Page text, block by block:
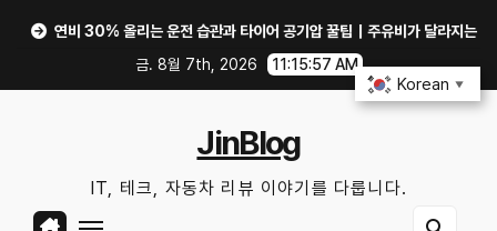
연비 30% 올리는 운전 습관과 타이어 공기압 꿀팁｜주유비가 달라지는 핵심은?
금. 8월 7th, 2026
11:15:57 AM
JinBlog
IT, 테크, 자동차 리뷰 이야기를 다룹니다.
Korean ▼